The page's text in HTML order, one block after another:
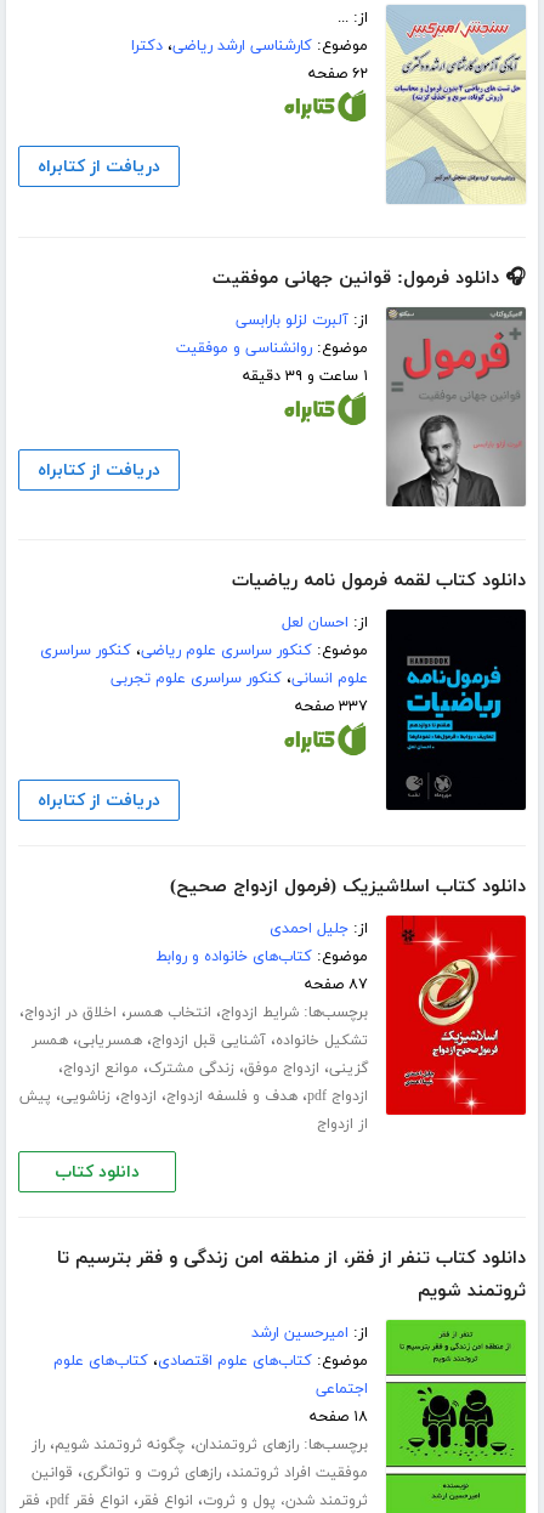
از: ...
موضوع:کارشناسی ارشد ریاضی،دکترا
۶۲ صفحه
دریافت از کتابراه
🎧 دانلود فرمول: قوانین جهانی موفقیت
از:آلبرت لزلو بارابسی
موضوع:روانشناسی و موفقیت
۱ ساعت و ۳۹ دقیقه
دریافت از کتابراه
دانلود کتاب لقمه فرمول نامه ریاضیات
از: احسان لعل
موضوع:کنکور سراسری علوم ریاضی،کنکور سراسری
علوم انسانی،کنکور سراسری علوم تجربی
۳۳۷ صفحه
دریافت از کتابراه
دانلود کتاب اسلاشیزیک (فرمول ازدواج صحیح)
از:جلیل احمدی
موضوع:کتاب‌های خانواده و روابط
۸۷ صفحه
برچسب‌ها:شرایط ازدواج، انتخاب همسر، اخلاق در ازدواج،
تشکیل خانواده،آشنایی قبل ازدواج،همسریابی،همسر
گزینی، ازدواج موفق، زندگی مشترک، موانع ازدواج،
ازدواج pdf ،هدف و فلسفه ازدواج، ازدواج، زناشویی، پیش
از ازدواج
دانلود کتاب
دانلود کتاب تنفر از فقر، از منطقه امن زندگی و فقر بترسیم تا
ثروتمند شویم
از: امیرحسین ارشد
موضوع:کتاب‌های علوم اقتصادی،کتاب‌های علوم
اجتماعی
۱۸ صفحه
برچسب‌ها:رازهای ثروتمندان، چگونه ثروتمند شویم،راز
موفقیت افراد ثروتمند،رازهای ثروت و توانگری، قوانین
ثروتمند شدن، پول و ثروت، انواع فقر، انواع فقر pdf ، فقر